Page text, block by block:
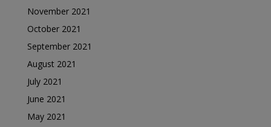
November 2021
October 2021
September 2021
August 2021
July 2021
June 2021
May 2021